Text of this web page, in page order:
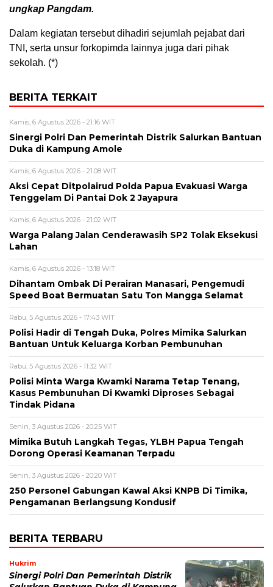
ungkap Pangdam.
Dalam kegiatan tersebut dihadiri sejumlah pejabat dari
TNI, serta unsur forkopimda lainnya juga dari pihak
sekolah. (*)
BERITA TERKAIT
Kamis, 6 Agustus 2026 - 21:16 WIT
Sinergi Polri Dan Pemerintah Distrik Salurkan Bantuan
Duka di Kampung Amole
Kamis, 6 Agustus 2026 - 21:08 WIT
Aksi Cepat Ditpolairud Polda Papua Evakuasi Warga
Tenggelam Di Pantai Dok 2 Jayapura
Kamis, 6 Agustus 2026 - 21:02 WIT
Warga Palang Jalan Cenderawasih SP2 Tolak Eksekusi
Lahan
Kamis, 6 Agustus 2026 - 13:18 WIT
Dihantam Ombak Di Perairan Manasari, Pengemudi
Speed Boat Bermuatan Satu Ton Mangga Selamat
Rabu, 5 Agustus 2026 - 17:43 WIT
Polisi Hadir di Tengah Duka, Polres Mimika Salurkan
Bantuan Untuk Keluarga Korban Pembunuhan
Rabu, 5 Agustus 2026 - 11:32 WIT
Polisi Minta Warga Kwamki Narama Tetap Tenang,
Kasus Pembunuhan Di Kwamki Diproses Sebagai
Tindak Pidana
Senin, 3 Agustus 2026 - 20:25 WIT
Mimika Butuh Langkah Tegas, YLBH Papua Tengah
Dorong Operasi Keamanan Terpadu
Senin, 3 Agustus 2026 - 20:20 WIT
250 Personel Gabungan Kawal Aksi KNPB Di Timika,
Pengamanan Berlangsung Kondusif
BERITA TERBARU
Hukrim
Sinergi Polri Dan Pemerintah Distrik